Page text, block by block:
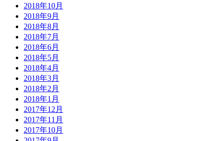
2018年10月
2018年9月
2018年8月
2018年7月
2018年6月
2018年5月
2018年4月
2018年3月
2018年2月
2018年1月
2017年12月
2017年11月
2017年10月